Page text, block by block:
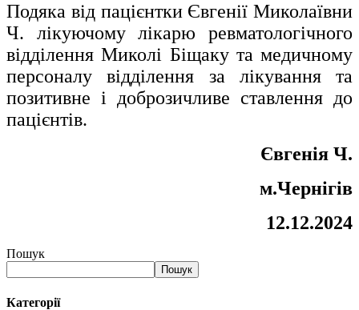
Подяка від пацієнтки Євгенії Миколаївни
Ч. лікуючому лікарю ревматологічного
відділення Миколі Біщаку та медичному
персоналу відділення за лікування та
позитивне і доброзичливе ставлення до
пацієнтів.
Євгенія Ч.
м.Чернігів
12.12.2024
Пошук
Пошук
Категорії